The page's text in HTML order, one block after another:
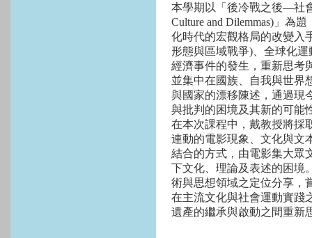
本學期以「後冷戰之後—社
Culture and Dilemmas)」為
化時代的宏觀格局的改變入
形態與區域戰爭)、全球化
經濟事件的發生，重新思考
並集中在國族、自我與世界
與國家的漂移陳述，通過現
與批判的困境及其新的可能
在本次課程中，戴教授將採
連動的電影現象、文化與文
結合的方式，由電影集大眾
下文化、理論及表述的困境
術與思想領域之定位分享，
在主流文化與社會運動實踐
遺產的繼承與啟動之間重新